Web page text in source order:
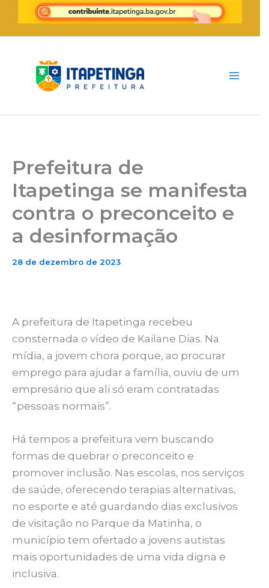
para
conteúdo
Prefeitura de
Itapetinga se manifesta
contra o preconceito e
a desinformação
28 de dezembro de 2023
A prefeitura de Itapetinga recebeu
consternada o vídeo de Kailane Dias. Na
mídia, a jovem chora porque, ao procurar
emprego para ajudar a família, ouviu de um
empresário que ali só eram contratadas
“pessoas normais”.
Há tempos a prefeitura vem buscando
formas de quebrar o preconceito e
promover inclusão. Nas escolas, nos serviços
de saúde, oferecendo terapias alternativas,
no esporte e até guardando dias exclusivos
de visitação no Parque da Matinha, o
município tem ofertado a jovens autistas
mais oportunidades de uma vida digna e
inclusiva.